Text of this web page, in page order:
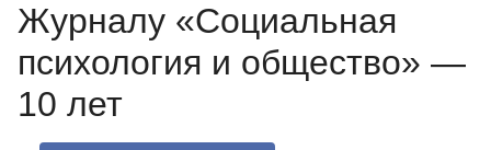
Журналу «Социальная
психология и общество» —
10 лет